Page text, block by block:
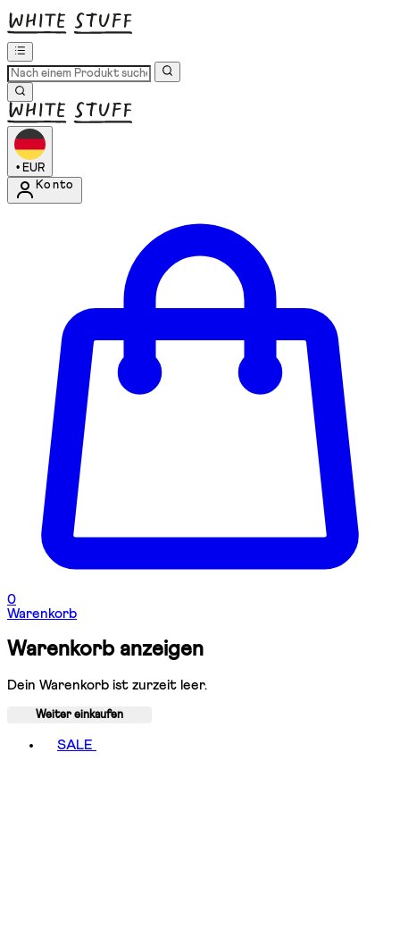
• EUR
Konto
0
Warenkorb
Warenkorb anzeigen
Dein Warenkorb ist zurzeit leer.
Weiter einkaufen
SALE